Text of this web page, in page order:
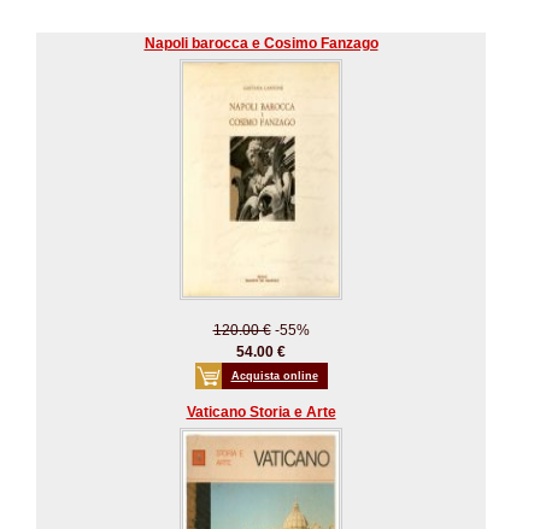
Napoli barocca e Cosimo Fanzago
120.00 €-55%
54.00 €
Acquista online
Vaticano Storia e Arte